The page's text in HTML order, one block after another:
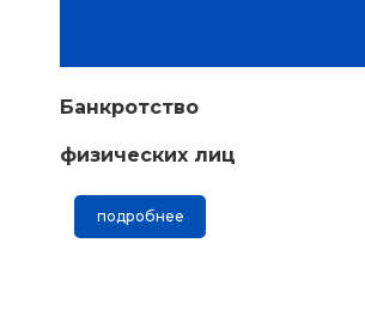
Банкротство
физических лиц
подробнее